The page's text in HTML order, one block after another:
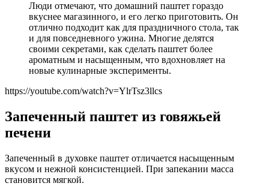
Люди отмечают, что домашний паштет гораздо
вкуснее магазинного, и его легко приготовить. Он
отлично подходит как для праздничного стола, так
и для повседневного ужина. Многие делятся
своими секретами, как сделать паштет более
ароматным и насыщенным, что вдохновляет на
новые кулинарные эксперименты.
https://youtube.com/watch?v=YlrTsz3llcs
Запеченный паштет из говяжьей
печени
Запеченный в духовке паштет отличается насыщенным
вкусом и нежной консистенцией. При запекании масса
становится мягкой.